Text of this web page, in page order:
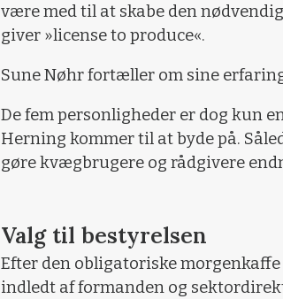
være med til at skabe den
giver »license to produce«.
Sune Nøhr fortæller om sine
De fem personligheder er dog kun
Herning kommer til at byde på.
gøre kvægbrugere og rådgivere
Valg til bestyrelsen
Efter den obligatoriske
indledt af formanden og